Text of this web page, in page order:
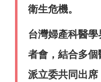
衛生危機。
台灣婦產科醫
者會，結合多
派立委共同出